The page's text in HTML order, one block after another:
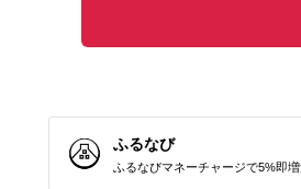
ふるなび
ふるなびマネーチャージで5%即増